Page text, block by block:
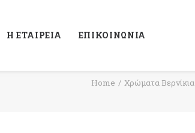
Η ΕΤΑΙΡΕΙΑ ΕΠΙΚΟΙΝΩΝΙΑ
Home Χρώματα Βερνίκια